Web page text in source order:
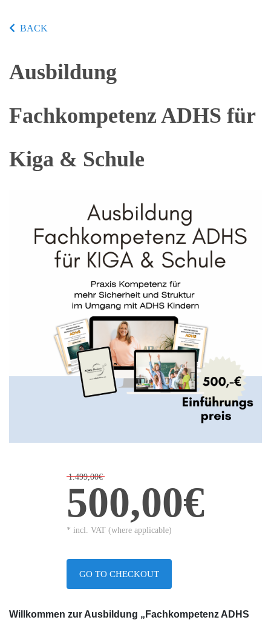
BACK
Ausbildung
Fachkompetenz ADHS für
Kiga & Schule
1.499,00€
500,00€
* incl. VAT (where applicable)
GO TO CHECKOUT
Willkommen zur Ausbildung „Fachkompetenz ADHS